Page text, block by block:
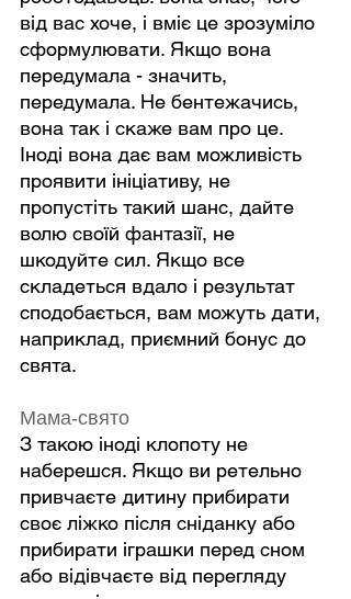
від вас хоче, і вміє це зрозуміло
сформулювати. Якщо вона
передумала - значить,
передумала. Не бентежачись,
вона так і скаже вам про це.
Іноді вона дає вам можливість
проявити ініціативу, не
пропустіть такий шанс, дайте
волю своїй фантазії, не
шкодуйте сил. Якщо все
складеться вдало і результат
сподобається, вам можуть дати,
наприклад, приємний бонус до
свята.
Мама-свято
З такою іноді клопоту не
наберешся. Якщо ви ретельно
привчаєте дитину прибирати
своє ліжко після сніданку або
прибирати іграшки перед сном
або відівчаєте від перегляду